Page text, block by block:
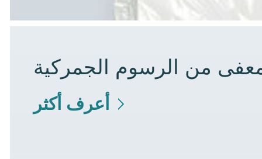
من الرسوم الجمركية
أعرف أكثر